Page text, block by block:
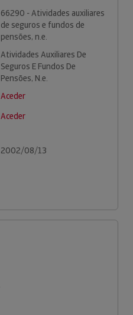
66290 - Atividades auxiliares
de seguros e fundos de
pensões, n.e.
Atividades Auxiliares De
Seguros E Fundos De
Pensões, N.e.
Aceder
Aceder
2002/08/13